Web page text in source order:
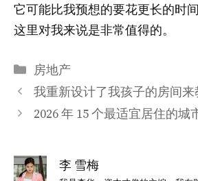
它可能比我预想的要花更长的时
这里对我来说是非常值得的。
分
类
房地产
我重新设计了我孩子的房间
2026 年 15 个最适宜居住的城
李 雪梅